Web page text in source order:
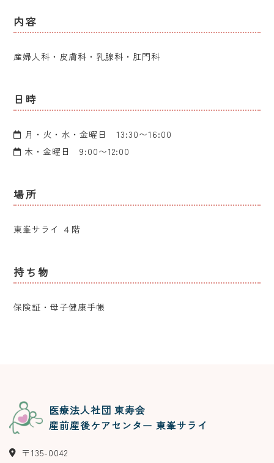
内容
産婦人科・皮膚科・乳腺科・肛門科
日時
月・火・水・金曜日 13:30〜16:00
木・金曜日 9:00〜12:00
場所
東峯サライ ４階
持ち物
保険証・母子健康手帳
医療法人社団 東寿会
産前産後ケアセンター 東峯サライ
〒135-0042